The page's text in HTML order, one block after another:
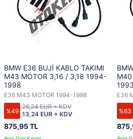
BMW E36 BUJİ KABLO TAKIMI
M43 MOTOR 3,16 / 3,18 1994-
1998
E36 M43 MOTOR 1994-1998
%49
875,95 TL
13,24 EUR + KDV
26,24 EUR + KDV
1993
E36
%63